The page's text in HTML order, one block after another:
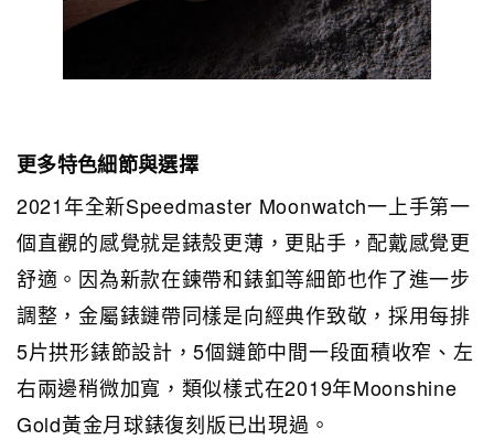
更多特色細節與選擇
2021年全新Speedmaster Moonwatch一上手第一
個直觀的感覺就是錶殼更薄，更貼手，配戴感覺更
舒適。因為新款在鍊帶和錶釦等細節也作了進一步
調整，金屬錶鏈帶同樣是向經典作致敬，採用每排
5片拱形錶節設計，5個鏈節中間一段面積收窄、左
右兩邊稍微加寬，類似樣式在2019年Moonshine
Gold黃金月球錶復刻版已出現過。